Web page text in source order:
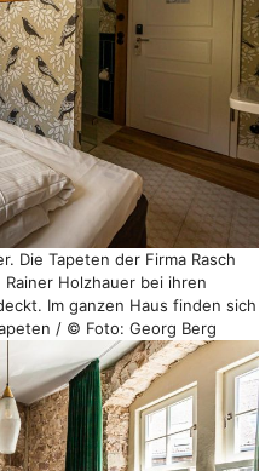
Die Tapeten der Firma Rasch
Holzhauer bei ihren
Im ganzen Haus finden sich
/ © Foto: Georg Berg